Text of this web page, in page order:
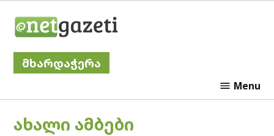
მხარდაჭერა
Menu
POSTED
ᲐᲮᲐᲚᲘ ᲐᲛᲑᲔᲑᲘ